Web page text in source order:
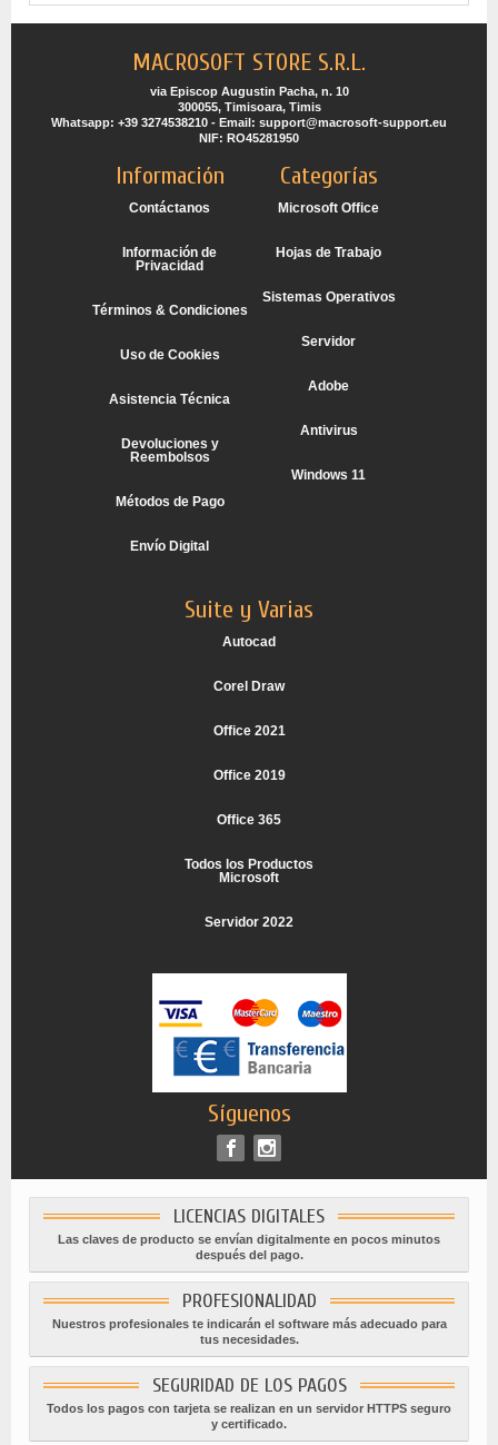
MACROSOFT STORE S.R.L.
via Episcop Augustin Pacha, n. 10
300055, Timisoara, Timis
Whatsapp: +39 3274538210 - Email: support@macrosoft-support.eu
NIF: RO45281950
Información
Contáctanos
Información de
Privacidad
Términos & Condiciones
Uso de Cookies
Asistencia Técnica
Devoluciones y
Reembolsos
Métodos de Pago
Envío Digital
Categorías
Microsoft Office
Hojas de Trabajo
Sistemas Operativos
Servidor
Adobe
Antivirus
Windows 11
Suite y Varias
Autocad
Corel Draw
Office 2021
Office 2019
Office 365
Todos los Productos
Microsoft
Servidor 2022
Síguenos
LICENCIAS DIGITALES
Las claves de producto se envían digitalmente en pocos minutos
después del pago.
PROFESIONALIDAD
Nuestros profesionales te indicarán el software más adecuado para
tus necesidades.
SEGURIDAD DE LOS PAGOS
Todos los pagos con tarjeta se realizan en un servidor HTTPS seguro
y certificado.